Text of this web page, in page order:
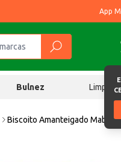
App
Bulnez Limpeza
Biscoito Amanteigado Mabel